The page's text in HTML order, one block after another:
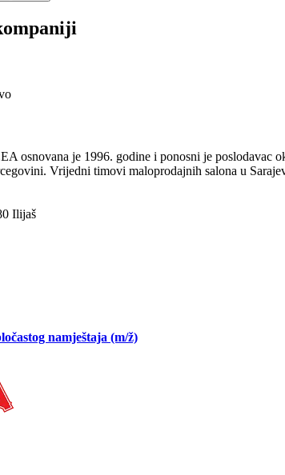
osnovana je 1996. godine i ponosni je poslodavac
Vrijedni timovi maloprodajnih salona u
Ilijaš
namještaja (m/ž)